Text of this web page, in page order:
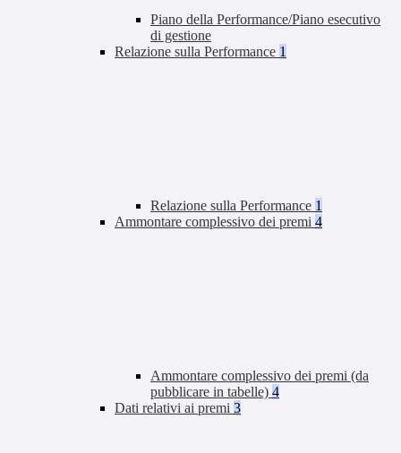
Piano della Performance/Piano esecutivo
di gestione
Relazione sulla Performance 1
Relazione sulla Performance 1
Ammontare complessivo dei premi 4
Ammontare complessivo dei premi (da
pubblicare in tabelle) 4
Dati relativi ai premi 3